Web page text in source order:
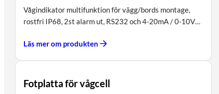
Vågindikator multifunktion för vägg/bords montage,
rostfri IP68, 2st alarm ut, RS232 och 4-20mA / 0-10V…
Läs mer om produkten
Fotplatta för vågcell